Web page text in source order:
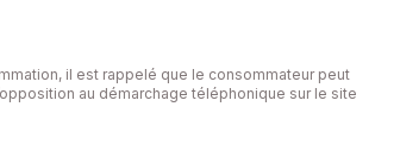
il est rappelé que le consommateur peut
au démarchage téléphonique sur le site